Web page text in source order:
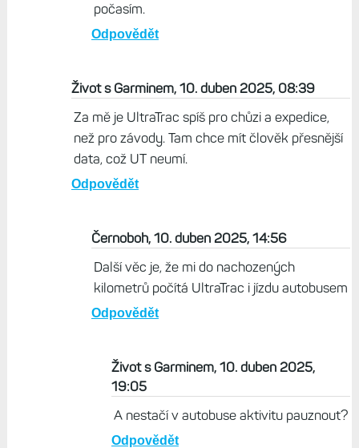
Takž převýšení se skládá na trase z kombinace
barometru a GPS ? myslel jsem že je to jen o
Odpovědět
Život s Garminem, 10. duben 2025, 09:24
Určitě, protože někdy změny tlaku nejsou
vyvolané pouze změnou výšky, ale také
Odpovědět
Život s Garminem, 10. duben 2025, 08:39
Za mě je UltraTrac spíš pro chůzi a expedice,
data, což UT neumí.
Odpovědět
Černoboh, 10. duben 2025, 14:56